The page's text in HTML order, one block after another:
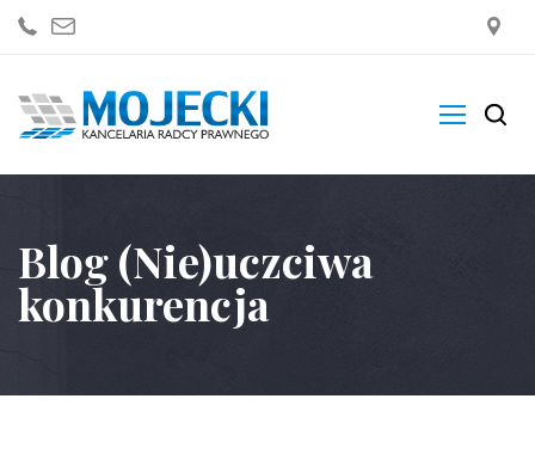
Zakres Usług
Blogi
Blog (Nie)uczciwa
konkurencja